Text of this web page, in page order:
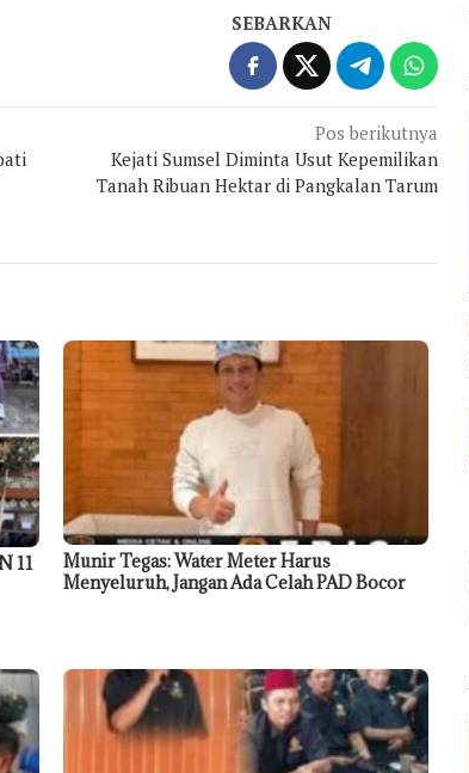
SEBARKAN
Pos berikutnya
Kejati Sumsel Diminta Usut Kepemilikan
Tanah Ribuan Hektar di Pangkalan Tarum
11
Munir Tegas: Water Meter Harus
Menyeluruh, Jangan Ada Celah PAD Bocor